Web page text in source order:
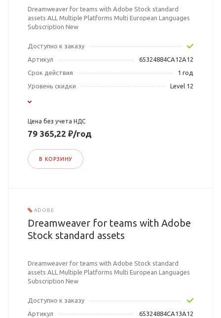
Dreamweaver for teams with Adobe Stock standard
assets ALL Multiple Platforms Multi European Languages
Subscription New
Доступно к заказу
Артикул
65324884CA12A12
Срок действия
1 год
Уровень скидки
Level 12
Цена без учета НДС
79 365,22 ₽/год
В КОРЗИНУ
ADOBE
Dreamweaver for teams with Adobe
Stock standard assets
Dreamweaver for teams with Adobe Stock standard
assets ALL Multiple Platforms Multi European Languages
Subscription New
Доступно к заказу
Артикул
65324884CA13A12